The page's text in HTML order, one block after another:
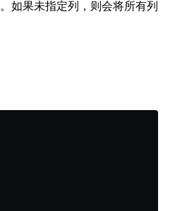
。如果未指定列，则会将所有列